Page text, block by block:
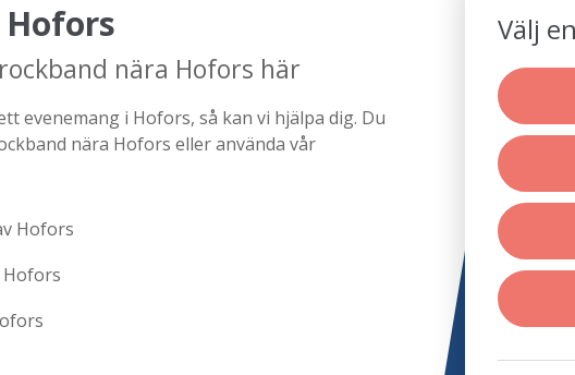
nära Hofors här
evenemang i Hofors, så kan vi hjälpa dig. Du
nära Hofors eller använda vår
Hofors
Välj